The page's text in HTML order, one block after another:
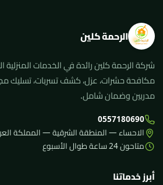
الرحمة كلين
شركة الرحمة كلين رائدة في الخدمات المنزلية
مكافحة حشرات، عزل، كشف تسربات، تسليك
مدربين وضمان شامل.
0557180690
الاحساء — المنطقة الشرقية — المملكة
متاحون 24 ساعة طوال الأسبوع
أبرز خدماتنا